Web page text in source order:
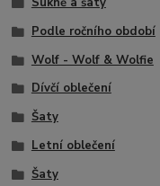
Podle ročního období
Wolf - Wolf & Wolfie
Dívčí oblečení
Šaty
Letní oblečení
Šaty